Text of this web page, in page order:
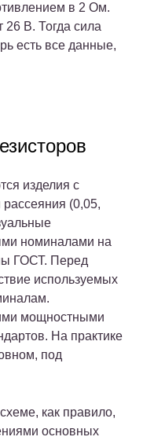
в 2 Ом.
26 В. Тогда сила
есть все данные,
изделия с
(0,05,
номиналами на
ГОСТ. Перед
используемых
мощностными
На практике
под
как правило,
основных